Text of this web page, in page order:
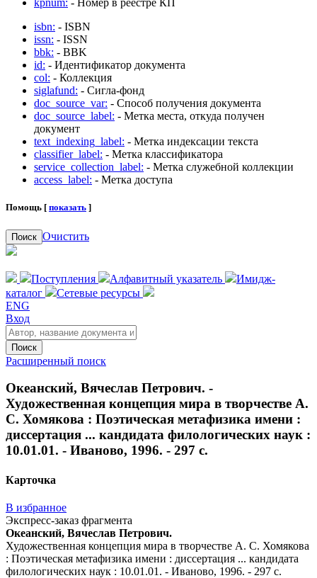
kpnum: - Номер в реестре КП
isbn: - ISBN
issn: - ISSN
bbk: - BBK
id: - Идентификатор документа
col: - Коллекция
siglafund: - Сигла-фонд
doc_source_var: - Способ получения документа
doc_source_label: - Метка места, откуда получен
документ
text_indexing_label: - Метка индексации текста
classifier_label: - Метка классификатора
service_collection_label: - Метка служебной коллекции
access_label: - Метка доступа
Помощь [ показать ]
Поиск Очистить
Поступления Алфавитный указатель
Имидж-
каталог
Сетевые ресурсы
ENG
Вход
Поиск
Расширенный поиск
Океанский, Вячеслав Петрович. -
Художественная концепция мира в творчестве А.
С. Хомякова : Поэтическая метафизика имени :
диссертация ... кандидата филологических наук :
10.01.01. - Иваново, 1996. - 297 с.
Карточка
В избранное
Экспресс-заказ фрагмента
Океанский, Вячеслав Петрович.
Художественная концепция мира в творчестве А. С. Хомякова
: Поэтическая метафизика имени : диссертация ... кандидата
филологических наук : 10.01.01. - Иваново, 1996. - 297 с.